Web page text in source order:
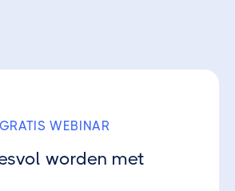
WEBINAR
worden met